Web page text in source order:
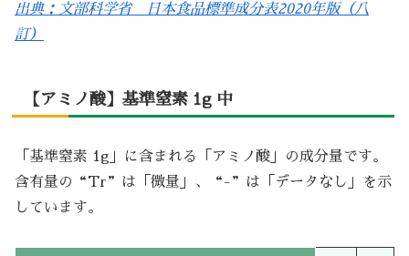
出典：文部科学省 日本食品標準成分表2020年版（八
訂）
【アミノ酸】基準窒素 1g 中
「基準窒素 1g」に含まれる「アミノ酸」の成分量です。
含有量の“Tr”は「微量」、“-”は「データなし」を示
しています。